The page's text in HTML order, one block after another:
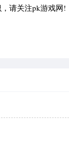
请关注pk游戏网!